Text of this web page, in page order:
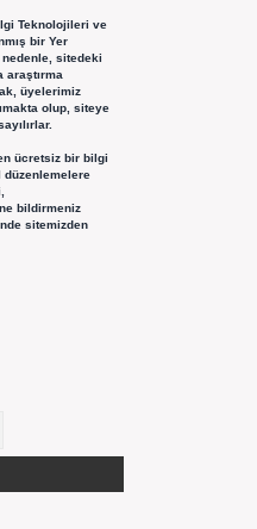
Teknolojileri ve
bir Yer
nedenle, sitedeki
araştırma
üyelerimiz
olup, siteye
ücretsiz bir bilgi
düzenlemelere
bildirmeniz
sitemizden